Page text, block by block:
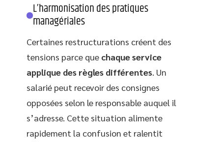
L’harmonisation des pratiques
managériales
Certaines restructurations créent des
tensions parce que chaque service
applique des règles différentes. Un
salarié peut recevoir des consignes
opposées selon le responsable auquel il
s’adresse. Cette situation alimente
rapidement la confusion et ralentit